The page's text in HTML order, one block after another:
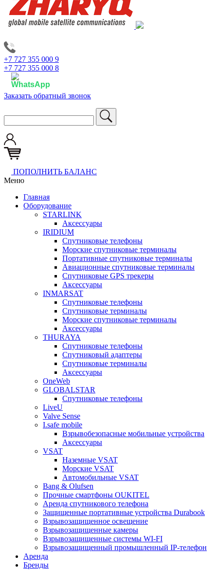
+7 727 355 000 9
+7 727 355 000 8
Заказать обратный звонок
ПОПОЛНИТЬ БАЛАНС
Меню
Главная
Оборудование
STARLINK
Аксессуары
IRIDIUM
Спутниковые телефоны
Морские спутниковые терминалы
Портативные спутниковые терминалы
Авиационные спутниковые терминалы
Спутниковые GPS трекеры
Аксессуары
INMARSAT
Спутниковые телефоны
Спутниковые терминалы
Морские спутниковые терминалы
Аксессуары
THURAYA
Спутниковые телефоны
Спутниковый адаптеры
Спутниковые терминалы
Аксессуары
OneWeb
GLOBALSTAR
Спутниковые телефоны
LiveU
Valve Sense
I.safe mobile
Взрывобезопасные мобильные устройства
Аксессуары
VSAT
Наземные VSAT
Морские VSAT
Автомобильные VSAT
Bang & Olufsen
Прочные смартфоны OUKITEL
Аренда спутникового телефона
Защищенные портативные устройства Durabook
Взрывозащищенное освещение
Взрывозащищенные камеры
Взрывозащищенные системы WI-FI
Взрывозащищенный промышленный IP-телефон
Аренда
Бренды